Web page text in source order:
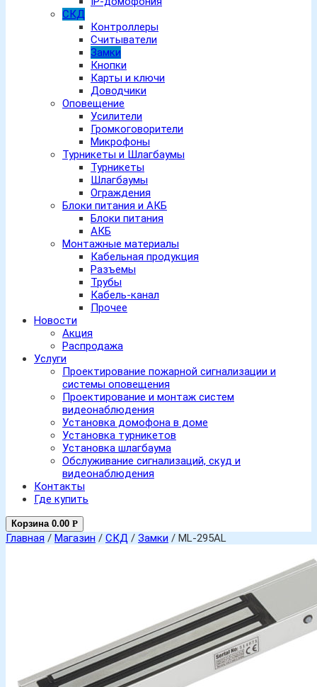
СКД
Контроллеры
Считыватели
Замки
Кнопки
Карты и ключи
Доводчики
Оповещение
Усилители
Громкоговорители
Микрофоны
Турникеты и Шлагбаумы
Турникеты
Шлагбаумы
Ограждения
Блоки питания и АКБ
Блоки питания
АКБ
Монтажные материалы
Кабельная продукция
Разъемы
Трубы
Кабель-канал
Прочее
Новости
Акция
Распродажа
Услуги
Проектирование пожарной сигнализации и
системы оповещения
Проектирование и монтаж систем
видеонаблюдения
Установка домофона в доме
Установка турникетов
Установка шлагбаума
Обслуживание сигнализаций, скуд и
видеонаблюдения
Контакты
Где купить
Корзина 0.00 Р
Главная / Магазин / СКД / Замки / ML-295AL